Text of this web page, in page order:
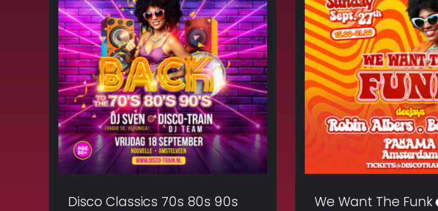
Disco Classics 70s 80s 90s We Want The Funk